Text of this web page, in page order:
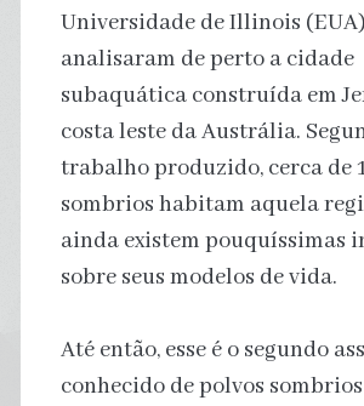
Universidade de Illinois (EUA)
analisaram de perto a cidade
subaquática construída em
costa leste da Austrália.
trabalho produzido, cerca de
sombrios habitam aquela
ainda existem pouquíssimas
sobre seus modelos de vida.
Até então, esse é o segundo
conhecido de polvos sombrios